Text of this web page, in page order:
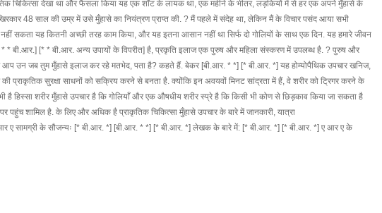
चिकित्सा देखा था और फैसला किया यह एक शॉट के लायक था, एक महीने के भीतर, लड़कियों में से हर एक अपने मुँहासे के
48 साल की उम्र में उसे मुँहासे का नियंत्रण प्राप्त की. ? मैं पहले में संदेह था, लेकिन मैं के विचार पसंद आया सभी
सकता यह कितनी अच्छी तरह काम किया, और यह इतना आसान नहीं था सिर्फ दो गोलियों के साथ एक दिन. यह हमारे जीवन
* * बी.आर.] [* * बी.आर. अन्य उपायों के विपरीत] है, प्रकृति इलाज एक पुरुष और महिला संस्करण में उपलब्ध है. ? पुरुष और
आप उन जब तुम मुँहासे इलाज कर रहे मतभेद, पता है? कहते हैं. बेकर [बी.आर. * *] [* बी.आर. *] यह होम्योपैथिक उपचार खनिज,
प्राकृतिक सुरक्षा साधनों को सक्रिय करने से बनता है. क्योंकि इन अवयवों मिनट सांद्रता में हैं, वे शरीर को ट्रिगर करने के
है हिस्सा शरीर मुँहासे उपचार है कि गोलियाँ और एक औषधीय शरीर स्प्रे है कि किसी भी कोण से छिड़काव किया जा सकता है
पहुंच शामिल है. के लिए और अधिक है प्राकृतिक चिकित्सा मुँहासे उपचार के बारे में जानकारी, यात्रा
सामग्री के सौजन्यः [* बी.आर. *] [बी.आर. * *] [* बी.आर. *] लेखक के बारे में: [* बी.आर. *] [* बी.आर. *] ए आर ए के